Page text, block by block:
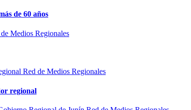
de 60 años
Medios Regionales
Red de Medios Regionales
regional